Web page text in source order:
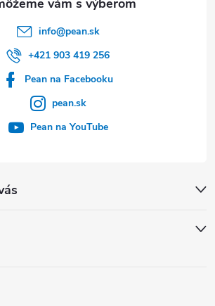
info@pean.sk
+421 903 419 256
Pean na Facebooku
pean.sk
Pean na YouTube